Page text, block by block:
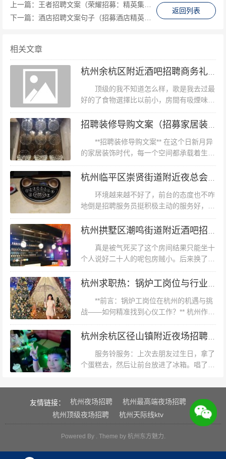
调，能够与其他部门紧密合作，共同维护空港安全。 - 决
策果断，能够在紧急情况下迅速做出正确判断。 5. **身体
环境。具备良好的体能和耐力，以适应高强度的工作需
求。 6. **职业道德**：具有良好的职业操守和责任心，能
够坚守岗位，尽职尽责。对待工作严谨认真，对待旅客热
情礼貌。 **三、案例分析** 某国际机场的保安队长张先
生，在任职期间凭借丰富的安保经验和卓越的领导能力，
成功处理了多起突发事件。在一次旅客行李丢失事件中，
张先生迅速组织保安团队进行搜寻，并与机场各部门紧密
合作，最终在短时间内找到了丢失的行李，赢得了旅客的
广泛赞誉。这得益于他扎实的专业技能和出色的组织协调
能力。 **四、结语** 空港保安队长是空港安全的重要保
障，其重要性不言而喻。通过本文的介绍，相信您对空港
保安队长的招聘条件要求有了更全面的了解。如果您具备
相关背景和素质，不妨考虑应聘这一职位，为空港的安全
贡献自己的力量。
返回列表
上一篇： 王者招聘文案（荣耀招募：精英集结号）
下一篇： 酒店招聘文案句子（招募酒店精英：加入我们，共创美好服务之旅！）
相关文章
顶级的我不知道怎么样，歌是我去过最
好的了食物選擇比以前小，房間有吸煙味差
评五六个人给我一个迷你房还要骗我说是小
房真是呵呵哒服务员也是奇葩一直趴在门口
**招聘装修导购文案** 在这个日新月异
的家居装饰时代，每一个空间都承载着生活
的艺术与梦想。从简约现代到古典奢华，从
北欧风到新中式，装修风格的多样性让每一
环境越来越不好了，前台的态度也不咋
地倒是招聘服务员挺积极主动的服务好，音
乐效果不错哟！就是酒水一点贵78块钱一
位，自助餐居然还不错。还能唱歌，音响效
真是被气死买了这个房间结果只能坐十
个人说好二十人的呢包房贼小。后来换了
PARTY房怕他们玩太过了打电话让服务员
进去提醒下他们时间快到了打了两次电话说
**前言：锅炉工岗位在杭州的机遇与挑
战——如何精准找到心仪工作？** 杭州作为
长三角经济圈的核心城市，不仅以互联网产
业闻名，其制造业、能源行业同样蓬勃发
服务铃服务：上次去朋友过生日，拿了
个蛋糕去，然后让前台放进了冰箱。唱了一
送来了一盘海鲜面，之后又送来了一个大爱
心的酒,厉害了纯k,设施：歌挺全的，...
友情链接： 杭州夜场招聘
杭州最高端夜场招聘
杭州顶级夜场招聘
杭州天际线ktv
Powered By . Theme by 杭州东方魅力.